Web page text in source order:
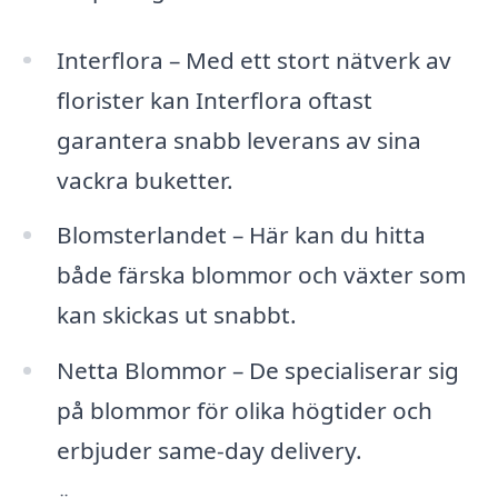
Interflora – Med ett stort nätverk av
florister kan Interflora oftast
garantera snabb leverans av sina
vackra buketter.
Blomsterlandet – Här kan du hitta
både färska blommor och växter som
kan skickas ut snabbt.
Netta Blommor – De specialiserar sig
på blommor för olika högtider och
erbjuder same-day delivery.